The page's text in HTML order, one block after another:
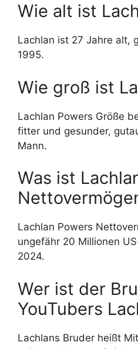
Wie alt ist
Lachlan ist 27 Jahre alt,
1995.
Wie groß ist
Lachlan Powers Größe
fitter und gesunder,
Mann.
Was ist
Lachlan Powers
ungefähr 20 Millionen
2024.
Wer ist der
YouTubers
Lachlans Bruder heißt